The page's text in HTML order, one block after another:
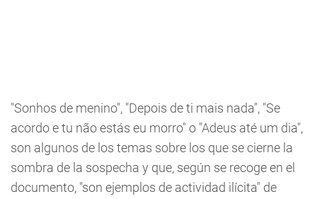
"Sonhos de menino", "Depois de ti mais nada", "Se
acordo e tu não estás eu morro" o "Adeus até um dia",
son algunos de los temas sobre los que se cierne la
sombra de la sospecha y que, según se recoge en el
documento, "son ejemplos de actividad ilícita" de